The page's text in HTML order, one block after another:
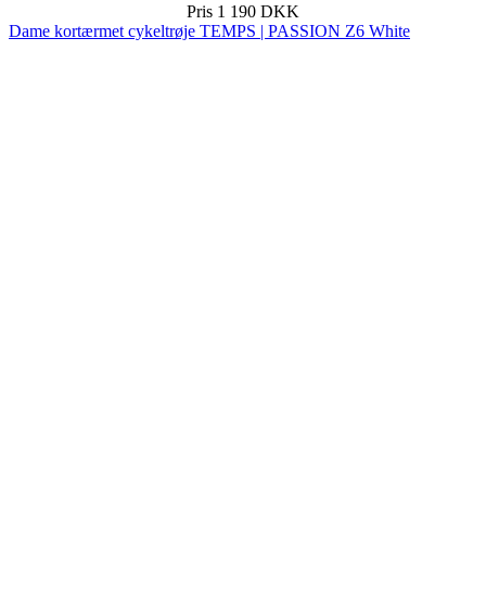
Pris 1 190 DKK
Dame kortærmet cykeltrøje TEMPS | PASSION Z6 White